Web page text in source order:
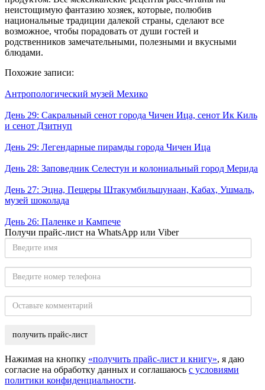
неистощимую фантазию хозяек, которые, полюбив
национальные традиции далекой страны, сделают все
возможное, чтобы порадовать от души гостей и
родственников замечательными, полезными и вкусными
блюдами.
Похожие записи:
Антропологический музей Мехико
День 29: Сакральный сенот города Чичен Ица, сенот Ик Киль
и сенот Дзитнуп
День 29: Легендарные пирамды города Чичен Ица
День 28: Заповедник Селестун и колониальный город Мерида
День 27: Эцна, Пещеры Штакумбильшунаан, Кабах, Ушмаль,
музей шоколада
День 26: Паленке и Кампече
Получи прайс-лист на WhatsApp или Viber
Введите
имя
Введите
номер
Оставьте
комментарий
Нажимая на кнопку «получить прайс-лист и книгу», я даю
согласие на обработку данных и соглашаюсь с условиями
политики конфиденциальности.